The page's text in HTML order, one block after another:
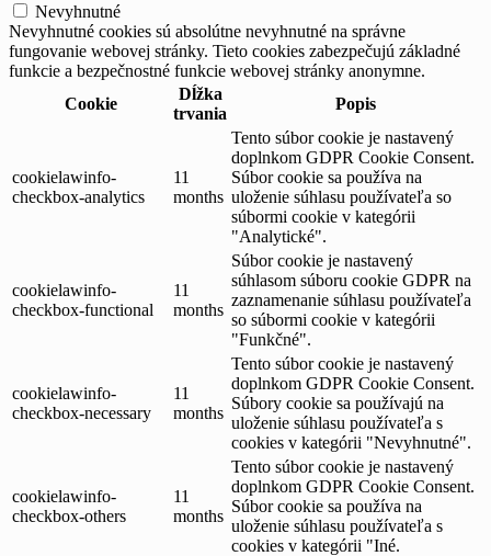
Nevyhnutné
Nevyhnutné cookies sú absolútne nevyhnutné na správne
fungovanie webovej stránky. Tieto cookies zabezpečujú základné
funkcie a bezpečnostné funkcie webovej stránky anonymne.
Cookie
Dĺžka
trvania
Popis
cookielawinfo-
checkbox-analytics
11
months
Tento súbor cookie je nastavený
doplnkom GDPR Cookie Consent.
Súbor cookie sa používa na
uloženie súhlasu používateľa so
súbormi cookie v kategórii
"Analytické".
cookielawinfo-
checkbox-functional
11
months
Súbor cookie je nastavený
súhlasom súboru cookie GDPR na
zaznamenanie súhlasu používateľa
so súbormi cookie v kategórii
"Funkčné".
cookielawinfo-
checkbox-necessary
11
months
Tento súbor cookie je nastavený
doplnkom GDPR Cookie Consent.
Súbory cookie sa používajú na
uloženie súhlasu používateľa s
cookies v kategórii "Nevyhnutné".
cookielawinfo-
checkbox-others
11
months
Tento súbor cookie je nastavený
doplnkom GDPR Cookie Consent.
Súbor cookie sa používa na
uloženie súhlasu používateľa s
cookies v kategórii "Iné.